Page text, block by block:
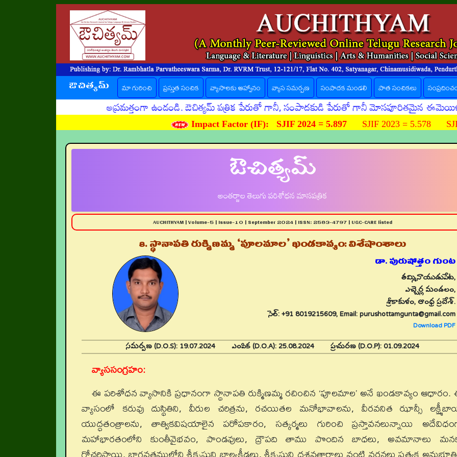
ఔచిత్యమ్ మా గురించి ప్రస్తుత సంచిక (current)
వ్యాసాలకు ఆహ్వానం వ్యాస సమర్పణ సంపాదక మండలి పాత సంచికలు
అప్రమత్తంగా ఉండండి. ఔచిత్యమ్ పత్రిక పేరుతో గానీ, సంపాదకుడి పేరుతో గానీ మోసపూరితమైన ఈమెయిళ్ళు,
Impact Factor (IF): SJIF 2024 = 5.897SJIF 2023 = 5.578 SJIF
ఔచిత్యమ్
అంతర్జాల తెలుగు పరిశోధన మాసపత్రిక
AUCHITHYAM | Volume-5 | Issue-10 | September 2024 | ISSN: 2583-4797 | UGC-CARE listed
8. స్థానాపతి రుక్మిణమ్మ ‘పూలమాల’ ఖండకావ్యం: విశేషాంశాలు
డా. పురుషోత్తం గుంట
తమ్మినాయుడుపేట,
ఎచ్చెర్ల మండలం,
శ్రీకాకుళం, ఆంధ్ర ప్రదేశ్.
సెల్: +91 8019215609, Email: purushottamgunta@gmail.com
Download PDF
సమర్పణ (D.O.S):19.07.2024ఎంపిక (D.O.A):25.08.2024ప్రచురణ (D.O.P):01.09.2024
వ్యాససంగ్రహం:
ఈ పరిశోధన వ్యాసానికి ప్రధానంగా స్థానాపతి రుక్మిణమ్మ రచించిన ‘పూలమాల’ అనే ఖండకావ్యం ఆధారం.
వ్యాసంలో కరువు దుస్థితిని, వీరుల చరిత్రను, రచయితల మనోభావాలను, వీరవనిత ఝాన్సీ
యుద్ధతంత్రాలను, తాత్వికవిషయాలైన పరోపకారం, సత్కర్మలు గురించి ప్రస్తావనలున్నాయి
మహాభారతంలోని కుంతీవైభవం, పాండవులు, ద్రౌపది తాము పొందిన బాధలు, అవమానాలు